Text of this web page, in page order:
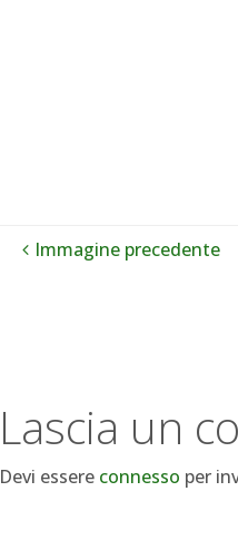
Immagine precedente
Lascia un
Devi essere connesso per